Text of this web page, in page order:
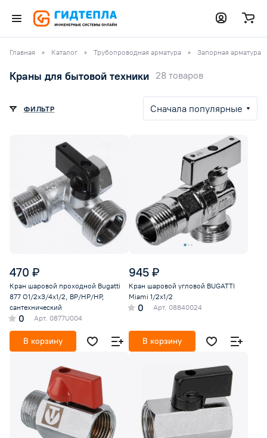
Главная Каталог Трубопроводная арматура Запорная арматура
Краны для бытовой техники 28 товаров
ФИЛЬТР Сначала популярные
470 ₽
Кран шаровой проходной Bugatti
877 O1/2х3/4x1/2, ВР/НР/НР,
сантехнический
0 Арт. 0877U004
В корзину
945 ₽
Кран шаровой угловой BUGATTI
Miami 1/2x1/2
0 Арт. 08840024
В корзину